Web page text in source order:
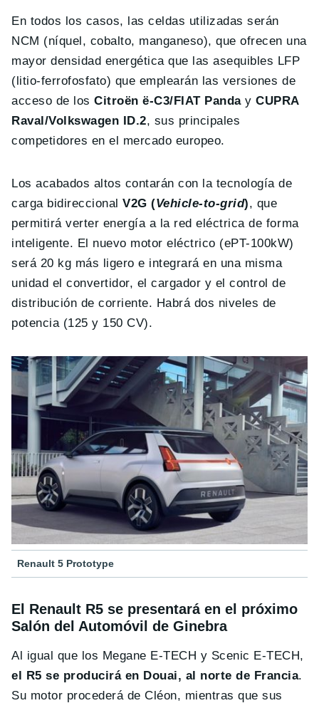
En todos los casos, las celdas utilizadas serán
NCM (níquel, cobalto, manganeso), que ofrecen una
mayor densidad energética que las asequibles LFP
(litio-ferrofosfato) que emplearán las versiones de
acceso de losCitroën ë-C3/FIAT PandayCUPRA
Raval/Volkswagen ID.2, sus principales
competidores en el mercado europeo.
Los acabados altos contarán con la tecnología de
carga bidireccionalV2G (Vehicle-to-grid), que
permitirá verter energía a la red eléctrica de forma
inteligente. El nuevo motor eléctrico (ePT-100kW)
será 20 kg más ligero e integrará en una misma
unidad el convertidor, el cargador y el control de
distribución de corriente. Habrá dos niveles de
potencia (125 y 150 CV).
Renault 5 Prototype
El Renault R5 se presentará en el próximo
Salón del Automóvil de Ginebra
Al igual que los Megane E-TECH y Scenic E-TECH,
el R5 se producirá en Douai, al norte de Francia.
Su motor procederá de Cléon, mientras que sus